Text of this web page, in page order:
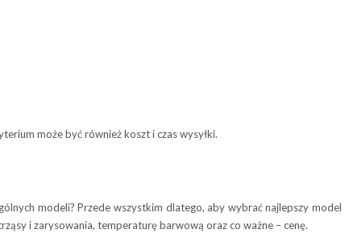
może być również koszt i czas wysyłki.
modeli? Przede wszystkim dlatego, aby wybrać najlepszy model
i zarysowania, temperaturę barwową oraz co ważne – cenę.